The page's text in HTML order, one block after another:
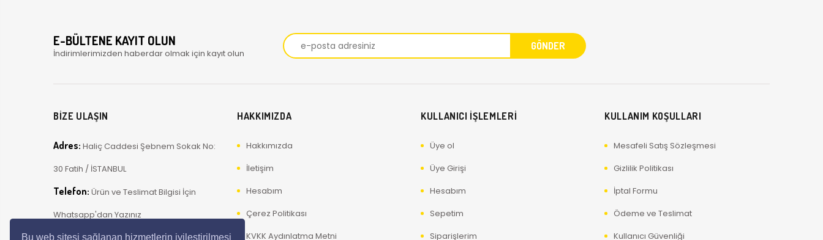
Bu web sitesi sağlanan hizmetlerin iyileştirilmesi
E-BÜLTENE KAYIT OLUN
İndirimlerimizden haberdar olmak için kayıt olun
BİZE ULAŞIN
Adres: Haliç Caddesi Şebnem Sokak No:
30 Fatih / İSTANBUL
Telefon: Ürün ve Teslimat Bilgisi İçin
Whatsapp'dan Yazınız
E-Posta:
HAKKIMIZDA
Hakkımızda
İletişim
Hesabım
Çerez Politikası
KVKK Aydınlatma Metni
KULLANICI İŞLEMLERİ
Üye ol
Üye Girişi
Hesabım
Sepetim
Siparişlerim
KULLANIM KOŞULLARI
Mesafeli Satış Sözleşmesi
Gizlilik Politikası
İptal Formu
Ödeme ve Teslimat
Kullanıcı Güvenliği